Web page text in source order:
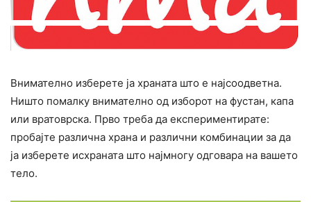
Внимателно изберете ја храната што е најсоодветна.
Ништо помалку внимателно од изборот на фустан, капа
или вратоврска. Прво треба да експериментирате:
пробајте различна храна и различни комбинации за да
ја изберете исхраната што најмногу одговара на вашето
тело.